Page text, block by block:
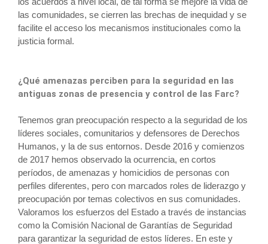
las comunidades, se cierren las brechas de inequidad y se
facilite el acceso los mecanismos institucionales como la
justicia formal.
¿Qué amenazas perciben para la seguridad en las
antiguas zonas de presencia y control de las Farc?
Tenemos gran preocupación respecto a la seguridad de los
líderes sociales, comunitarios y defensores de Derechos
Humanos, y la de sus entornos. Desde 2016 y comienzos
de 2017 hemos observado la ocurrencia, en cortos
períodos, de amenazas y homicidios de personas con
perfiles diferentes, pero con marcados roles de liderazgo y
preocupación por temas colectivos en sus comunidades.
Valoramos los esfuerzos del Estado a través de instancias
como la Comisión Nacional de Garantías de Seguridad
para garantizar la seguridad de estos líderes. En este y